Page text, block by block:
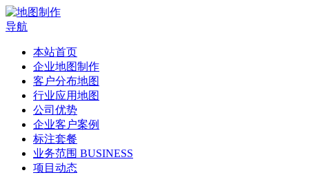
导航
本站首页
企业地图制作
客户分布地图
行业应用地图
公司优势
企业客户案例
标注套餐
业务范围 BUSINESS
项目动态